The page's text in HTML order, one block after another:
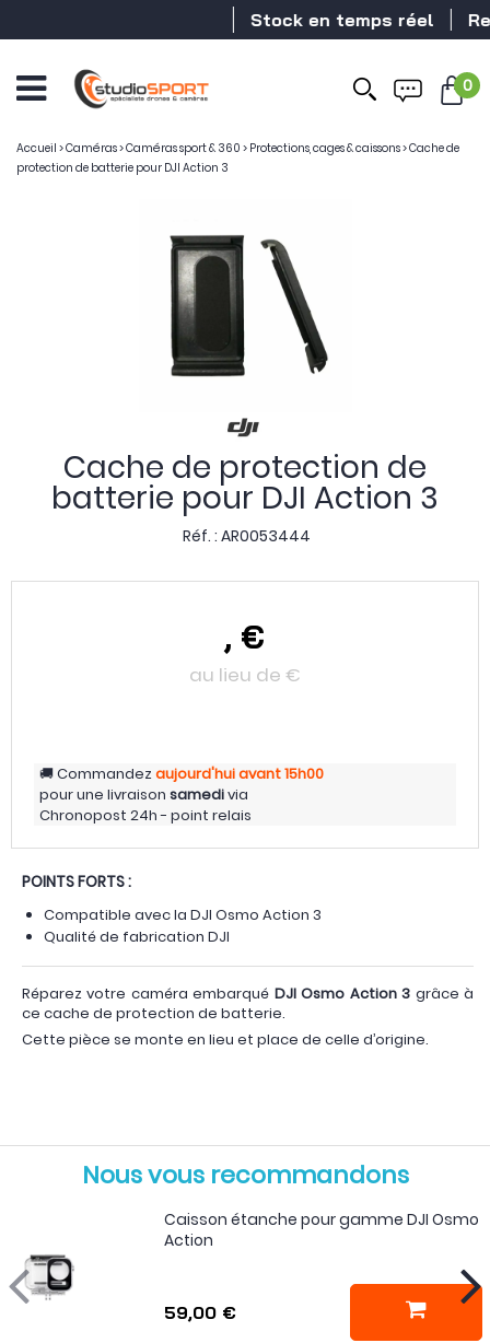
Stock en temps réel
0
Accueil >Caméras>Caméras sport & 360 > Protections, cages & caissons>Cache de
protection de batterie pour DJI Action 3
Cache de protection de
batterie pour DJI Action 3
Réf. : AR0053444
, €
au lieu de €
Commandezaujourd'huiavant 15h00
pour une livraison samedivia
Chronopost 24h - point relais
POINTS FORTS :
Compatible avec la DJI Osmo Action 3
Qualité de fabrication DJI
Réparez votre caméra embarqué DJI Osmo Action 3 grâce à
ce cache de protection de batterie.
Cette pièce se monte en lieu et place de celle d’origine.
Nous vous recommandons
Caisson étanche pour gamme DJI Osmo
Action
59,00 €